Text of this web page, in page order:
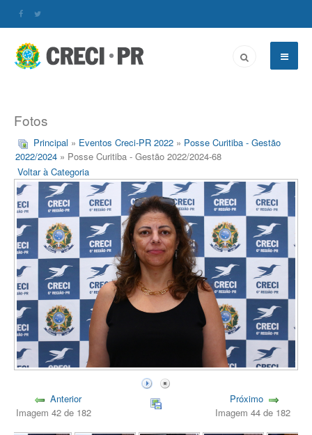
Fotos
Principal » Eventos Creci-PR 2022 » Posse Curitiba - Gestão
2022/2024 » Posse Curitiba - Gestão 2022/2024-68
Voltar à Categoria
Anterior
Imagem 42 de 182
Próximo
Imagem 44 de 182